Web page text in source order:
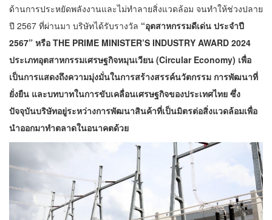
ด้านการประหยัดพลังงานและไม่ทำลายสิ่งแวดล้อม จนทำให้ช่วงปลาย
ปี 2567 ที่ผ่านมา บริษัทได้รับรางวัล “อุตสาหกรรมดีเด่น ประจำปี
2567” หรือ THE PRIME MINISTER’S INDUSTRY AWARD 2024
ประเภทอุตสาหกรรมเศรษฐกิจหมุนเวียน (Circular Economy) เพื่อ
เป็นการแสดงถึงความมุ่งมั่นในการสร้างสรรค์นวัตกรรม การพัฒนาที่
ยั่งยืน และบทบาทในการขับเคลื่อนเศรษฐกิจของประเทศไทย ซึ่ง
ปัจจุบันบริษัทอยู่ระหว่างการพัฒนาสินค้าที่เป็นมิตรต่อสิ่งแวดล้อมเพื่อ
นำออกมาทำตลาดในอนาคตด้วย